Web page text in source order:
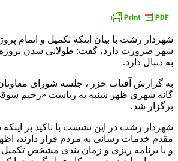
شهردار رشت با بیان اینکه تکمیل و اتمام
شهر ضرورت دارد، گفت: طولانی شدن پروژه
به دنبال دارد.
به گزارش آفتاب خزر ، جلسه شورای
گانه شهری ظهر شنبه به ریاست «رحیم
برگزار شد.
شهردار رشت در این نشست با تاکید بر
مقدم خدمات رسانی به مردم قرار دارند،
و با برنامه ریزی و زمان بندی مشخص تکمیل